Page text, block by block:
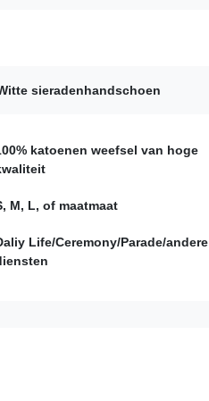
sieradenhandschoen
katoenen weefsel van hoge
M, L, of maatmaat
Life/Ceremony/Parade/andere